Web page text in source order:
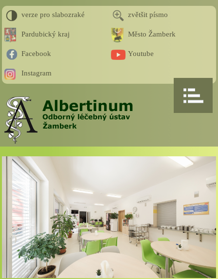
verze pro slabozraké zvětšit písmo
Pardubický kraj Město Žamberk
Facebook Youtube
Instagram